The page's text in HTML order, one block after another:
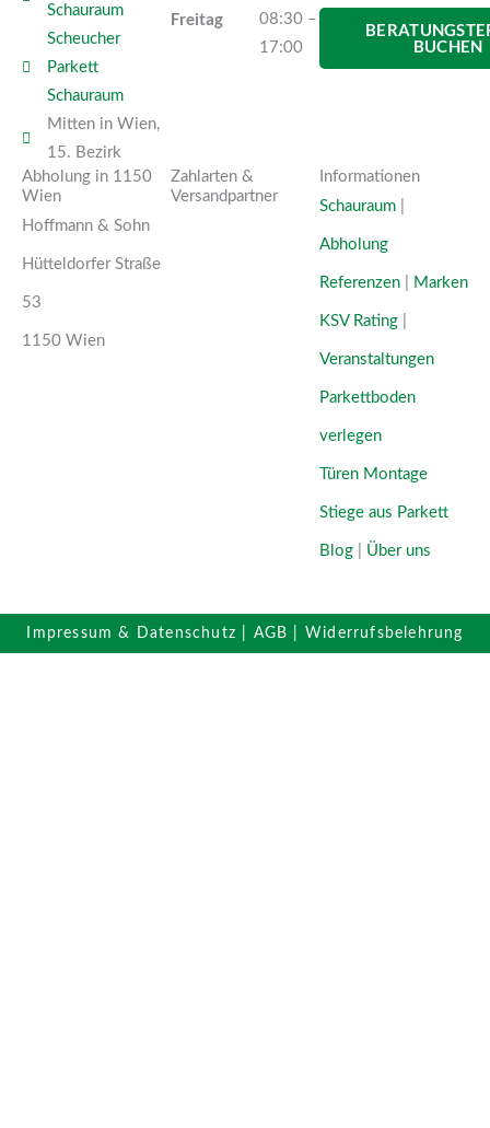
Schauraum
Scheucher
Parkett
Schauraum
Mitten in Wien,
15. Bezirk
Freitag
08:30 –
17:00
BUCHEN
Zahlarten &
Versand­partner
Abholung in 1150
Wien
Hoffmann & Sohn
Hütteldorfer Straße
53
1150 Wien
Informationen
Schauraum
Abholung
Referenzen Marken
KSV Rating
Veranstaltungen
Parkettboden
verlegen
Türen Montage
Stiege aus Parkett
Blog Über uns
Impressum & Datenschutz AGB Widerrufsbelehrung